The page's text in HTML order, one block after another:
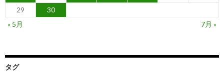
29
30
« 5月
7月 »
タグ